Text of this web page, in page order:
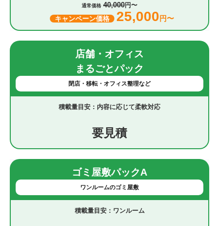
通常価格 40,000円〜
キャンペーン価格 25,000 円〜
店舗・オフィス
まるごとパック
閉店・移転・オフィス整理など
内容に応じて柔軟対応
要見積
ゴミ屋敷パックA
ワンルームのゴミ屋敷
ワンルーム